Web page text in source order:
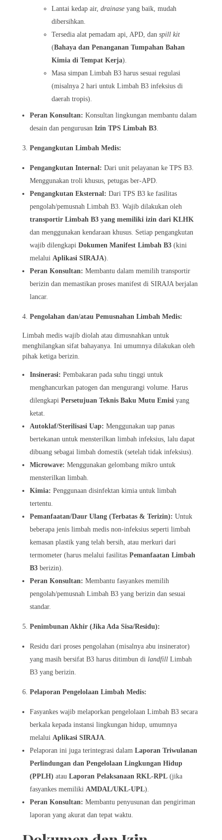
Lantai kedap air, drainaseyang baik, mudah
dibersihkan.
Tersedia alat pemadam api, APD, dan spill kit
(Bahaya dan Penanganan Tumpahan Bahan
Kimia di Tempat Kerja).
Masa simpan Limbah B3 harus sesuai regulasi
(misalnya 2 hari untuk Limbah B3 infeksius di
daerah tropis).
Peran Konsultan: Konsultan lingkungan membantu dalam
desain dan pengurusanIzin TPS Limbah B3
Pengangkutan Limbah Medis:
Pengangkutan Internal: Dari unit pelayanan ke TPS B3.
Menggunakan troli khusus, petugas ber-APD.
Pengangkutan Eksternal: Dari TPS B3 ke fasilitas
pengolah/pemusnah Limbah B3. Wajib dilakukan oleh
transportir Limbah B3 yang memiliki izin dari KLHK
dan menggunakan kendaraan khusus. Setiap pengangkutan
wajib dilengkapiDokumen Manifest Limbah B3 (kini
melalui Aplikasi SIRAJA).
Peran Konsultan: Membantu dalam memilih transportir
berizin dan memastikan proses manifest di SIRAJA berjalan
lancar.
Pengolahan dan/atau Pemusnahan Limbah Medis:
Limbah medis wajib diolah atau dimusnahkan untuk
menghilangkan sifat bahayanya. Ini umumnya dilakukan oleh
pihak ketiga berizin.
Insinerasi: Pembakaran pada suhu tinggi untuk
menghancurkan patogen dan mengurangi volume. Harus
dilengkapiPersetujuan Teknis Baku Mutu Emisi yang
ketat.
Autoklaf/Sterilisasi Uap: Menggunakan uap panas
bertekanan untuk mensterilkan limbah infeksius, lalu dapat
dibuang sebagai limbah domestik (setelah tidak infeksius).
Microwave: Menggunakan gelombang mikro untuk
mensterilkan limbah.
Kimia: Penggunaan disinfektan kimia untuk limbah
tertentu.
Pemanfaatan/Daur Ulang (Terbatas & Terizin): Untuk
beberapa jenis limbah medis non-infeksius seperti limbah
kemasan plastik yang telah bersih, atau merkuri dari
termometer (harus melalui fasilitasPemanfaatan Limbah
B3 berizin).
Peran Konsultan: Membantu fasyankes memilih
pengolah/pemusnah Limbah B3 yang berizin dan sesuai
standar.
Penimbunan Akhir (Jika Ada Sisa/Residu):
Residu dari proses pengolahan (misalnya abu insinerator)
yang masih bersifat B3 harus ditimbun di landfill Limbah
B3 yang berizin.
Pelaporan Pengelolaan Limbah Medis:
Fasyankes wajib melaporkan pengelolaan Limbah B3 secara
berkala kepada instansi lingkungan hidup, umumnya
melalui Aplikasi SIRAJA
Pelaporan ini juga terintegrasi dalamLaporan Triwulanan
Perlindungan dan Pengelolaan Lingkungan Hidup
(PPLH) atauLaporan Pelaksanaan RKL-RPL (jika
fasyankes memiliki AMDAL/UKL-UPL).
Peran Konsultan: Membantu penyusunan dan pengiriman
laporan yang akurat dan tepat waktu.